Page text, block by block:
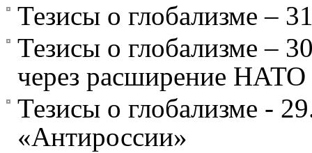
Тезисы о глобализме –
Тезисы о глобализме –
через расширение НАТО
Тезисы о глобализме -
«Антироссии»